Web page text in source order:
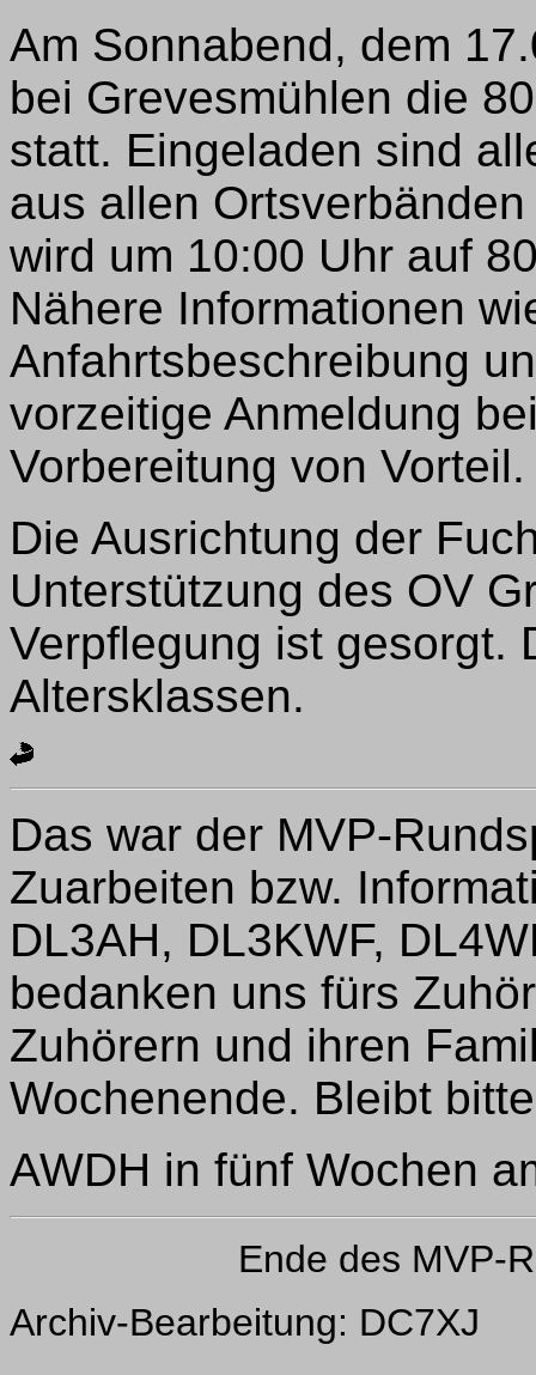
Am Sonnabend, dem
bei Grevesmühlen die
statt. Eingeladen sind
aus allen
wird um 10:00 Uhr auf
Nähere Informationen
Anfahrtsbeschreibung
vorzeitige Anmeldung
Vorbereitung von Vorteil.
Die Ausrichtung der
Unterstützung des OV
Verpflegung ist gesorgt.
Altersklassen.
Das war der MVP-
Zuarbeiten bzw.
DL3AH, DL3KWF,
bedanken uns fürs
Zuhörern und ihren
Wochenende. Bleibt
AWDH in fünf Wochen
Ende des MVP-
Archiv-Bearbeitung: DC7XJ